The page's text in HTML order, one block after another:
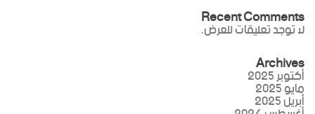
Recent Comments
لا توجد تعليقات للعرض.
Archives
أكتوبر 2025
مايو 2025
أبريل 2025